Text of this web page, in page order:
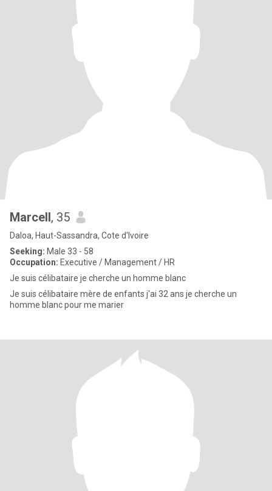
Marcell, 35
Daloa, Haut-Sassandra, Cote d'Ivoire
Seeking: Male 33 - 58
Occupation: Executive / Management / HR
Je suis célibataire je cherche un homme blanc
Je suis célibataire mère de enfants j'ai 32 ans je cherche un
homme blanc pour me marier